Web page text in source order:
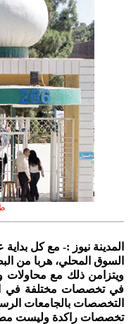
المدينة نيوز :- مع كل
السوق المحلي، هربا من
ويتزامن ذلك مع محاولات
في تخصصات مختلفة في
التخصصات بالجامعات
تخصصات راكدة وليست